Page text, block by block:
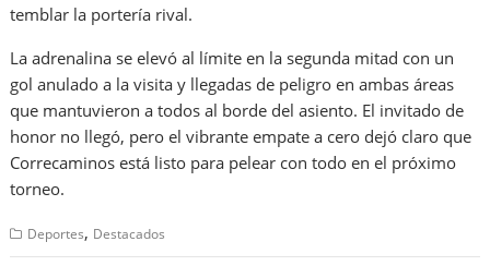
temblar la portería rival.
La adrenalina se elevó al límite en la segunda mitad con un
gol anulado a la visita y llegadas de peligro en ambas áreas
que mantuvieron a todos al borde del asiento. El invitado de
honor no llegó, pero el vibrante empate a cero dejó claro que
Correcaminos está listo para pelear con todo en el próximo
torneo.
Deportes, Destacados